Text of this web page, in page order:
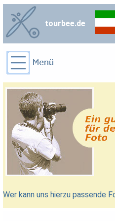
tourbee.de
Wer kann uns hierzu passende